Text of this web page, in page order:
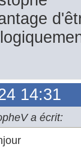
14:31
a écrit: